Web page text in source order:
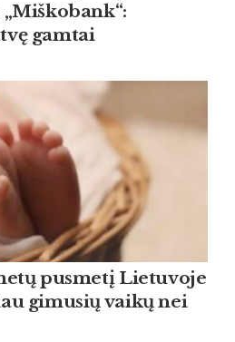
gamtai
pusmetį Lietuvoje
gimusių vaikų nei